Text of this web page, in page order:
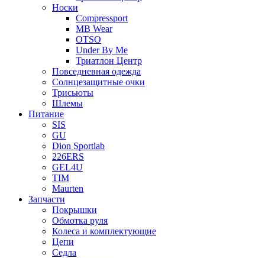
Носки
Compressport
MB Wear
OTSO
Under By Me
Триатлон Центр
Повседневная одежда
Солнцезащитные очки
Трисьюты
Шлемы
Питание
SIS
GU
Dion Sportlab
226ERS
GEL4U
TIM
Maurten
Запчасти
Покрышки
Обмотка руля
Колеса и комплектующие
Цепи
Седла